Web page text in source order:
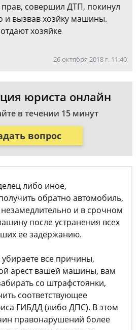
совершил ДТП, покинул
и вызвав хозйку машины.
хозяйке
26 октября 2018 г. 11:40
юриста онлайн
в течении 15 минут
вопрос
либо иное,
обратно автомобиль,
и в срочном
после устранения всех
ее задержанию.
убираете все причины,
арест вашей машины, вам
со штрафстоянки,
соответствующее
ГИБДД (либо ДПС). В этом
правонарушений более